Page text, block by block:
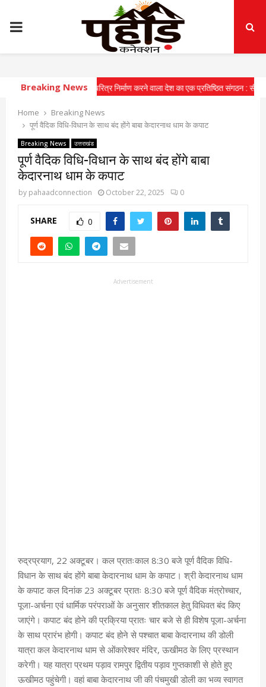
PRIMARY
MENU
Breaking News
युवाओं में राष्ट्रीय चरित्र निर्माण करने वाला देश का एक प्रतिष्ठित संगठन : सीएम ⇝
Home
Breaking News
पूर्ण वैदिक विधि-विधान के साथ बंद होंगे बाबा केदारनाथ धाम के कपाट
Breaking News उत्तराखंड
पूर्ण वैदिक विधि-विधान के साथ बंद होंगे बाबा
केदारनाथ धाम के कपाट
by pahaadconnection October 22, 2025 0
SHARE 0
Advertisement
रुद्रप्रयाग, 22 अक्टूबर। कल प्रातःकाल 8:30 बजे पूर्ण वैदिक विधि-
विधान के साथ बंद होंगे बाबा केदारनाथ धाम के कपाट। श्री केदारनाथ धाम
के कपाट कल दिनांक 23 अक्टूबर प्रातः 8:30 बजे पूर्ण वैदिक मंत्रोच्चार,
पूजा-अर्चना एवं धार्मिक परंपराओं के अनुसार शीतकाल हेतु विधिवत बंद किए
जाएंगे। कपाट बंद होने की प्रक्रिया प्रातः चार बजे से ही विशेष पूजा-अर्चना
के साथ प्रारंभ होगी। कपाट बंद होने से पश्चात बाबा केदारनाथ की डोली
यात्रा कल केदारनाथ धाम से ओंकारेश्वर मंदिर, ऊखीमठ के लिए प्रस्थान
करेगी। यह यात्रा प्रथम पड़ाव रामपुर द्वितीय पड़ाव गुप्तकाशी से होते हुए
ऊखीमठ पहुंचेगी। वहां बाबा केदारनाथ जी की पंचमुखी डोली का भव्य स्वागत